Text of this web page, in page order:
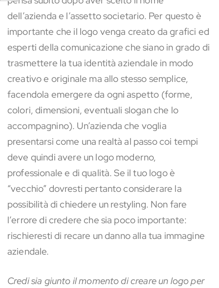
dell’azienda e l’assetto societario. Per questo è
importante che il logo venga creato da grafici ed
esperti della comunicazione che siano in grado di
trasmettere la tua identità aziendale in modo
creativo e originale ma allo stesso semplice,
facendola emergere da ogni aspetto (forme,
colori, dimensioni, eventuali slogan che lo
accompagnino). Un’azienda che voglia
presentarsi come una realtà al passo coi tempi
deve quindi avere un logo moderno,
professionale e di qualità. Se il tuo logo è
“vecchio” dovresti pertanto considerare la
possibilità di chiedere un restyling. Non fare
l’errore di credere che sia poco importante:
rischieresti di recare un danno alla tua immagine
aziendale.
Credi sia giunto il momento di creare un logo per